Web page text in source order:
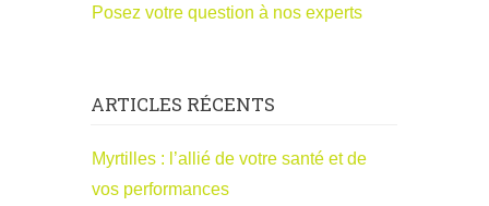
Posez votre question à nos experts
ARTICLES RÉCENTS
Myrtilles : l’allié de votre santé et de
vos performances